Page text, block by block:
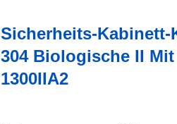
Sicherheits-Kabinett-
304 Biologische II
1300IIA2